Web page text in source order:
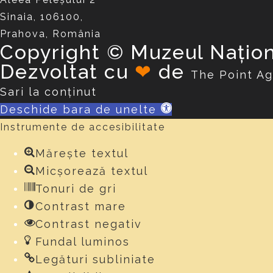
Sinaia, 106100,
Prahova, România
Copyright © Muzeul
Dezvoltat cu ❤ de
The Point
Sari la conținut
Deschide bara de unelte
Instrumente de accesibilitate
Mărește textul
Micșorează textul
Tonuri de gri
Contrast mare
Contrast negativ
Fundal luminos
Legături subliniate